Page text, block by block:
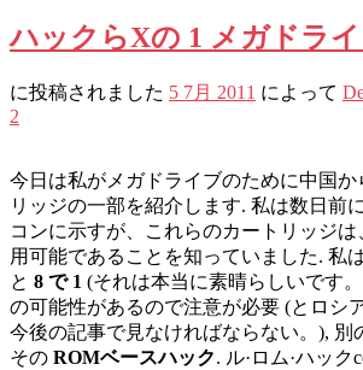
ハックらXの 1 メガドラ
に投稿されました 5 7月 2011 によって
2
今日は私がメガドライブのために中国か
リッジの一部を紹介します. 私は数日前
コンに示すが、これらのカートリッジは
用可能であることを知っていました. 私
と 8 で 1 (それは本当に素晴らしいです
の可能性があるので注意が必要 (とロシ
今後の記事で見なければならない。), 別
その ROMベースハック. ル·ロム·ハック